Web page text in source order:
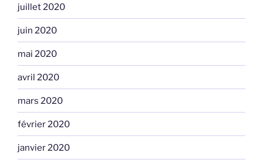
juillet 2020
juin 2020
mai 2020
avril 2020
mars 2020
février 2020
janvier 2020